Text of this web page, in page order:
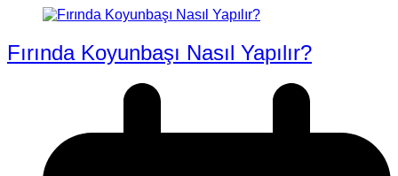
Fırında Koyunbaşı Nasıl Yapılır?